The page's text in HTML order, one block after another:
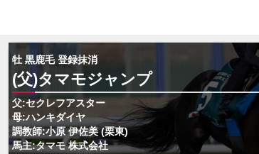
牡 黒鹿毛 登録抹消
(父)タマモジャンプ
父:セクレフアスター
母:ハンキダイヤ
調教師:小原 伊佐美 (栗東)
馬主:タマモ 株式会社